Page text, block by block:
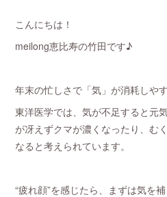
こんにちは！
meilong恵比寿の竹田です♪
年末の忙しさで「気」が消耗しや
東洋医学では、気が不足すると元
が冴えずクマが濃くなったり、む
なると考えられています。
“疲れ顔”を感じたら、まずは気を補